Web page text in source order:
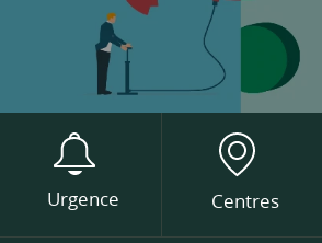
Urgence Centres